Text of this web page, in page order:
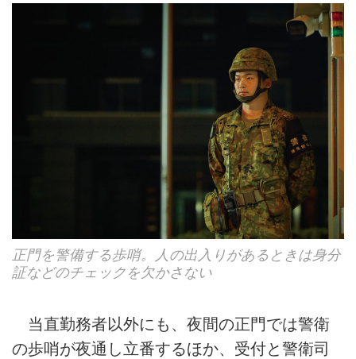
正門を警備する歩哨。人の出入りがあるときは身分
証などのチェックを欠かさない
当直勤務者以外にも、夜間の正門では警衛
の歩哨が夜通し立番するほか、受付と警衛司